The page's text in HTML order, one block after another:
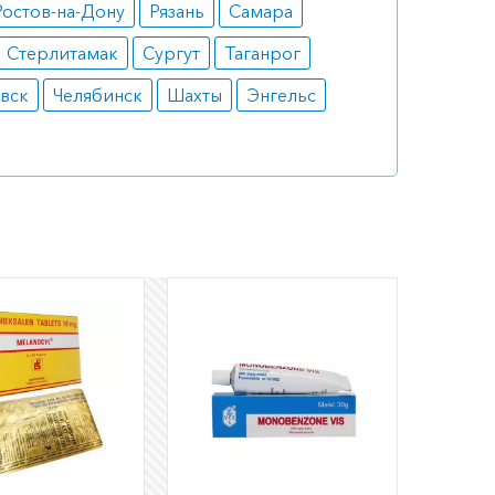
по РФ)
на-Дону Рязань
Самара
Стерлитамак Сургут
Таганрог
Челябинск Шахты
Энгельс